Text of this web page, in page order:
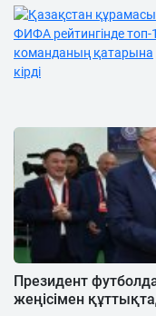
Президент
жеңісімен